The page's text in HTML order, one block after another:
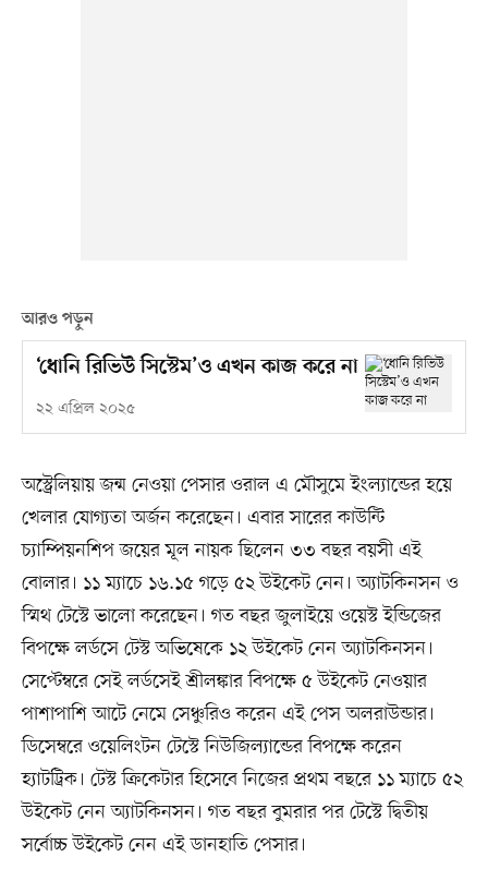
আরও পড়ুন
‘ধোনি রিভিউ সিস্টেম’ও এখন কাজ করে না
২২ এপ্রিল ২০২৫
অস্ট্রেলিয়ায় জন্ম নেওয়া পেসার ওরাল এ মৌসুমে ইংল্যান্ডের হয়ে
খেলার যোগ্যতা অর্জন করেছেন। এবার সারের কাউন্টি
চ্যাম্পিয়নশিপ জয়ের মূল নায়ক ছিলেন ৩৩ বছর বয়সী এই
বোলার। ১১ ম্যাচে ১৬.১৫ গড়ে ৫২ উইকেট নেন। অ্যাটকিনসন ও
স্মিথ টেস্টে ভালো করেছেন। গত বছর জুলাইয়ে ওয়েস্ট ইন্ডিজের
বিপক্ষে লর্ডসে টেস্ট অভিষেকে ১২ উইকেট নেন অ্যাটকিনসন।
সেপ্টেম্বরে সেই লর্ডসেই শ্রীলঙ্কার বিপক্ষে ৫ উইকেট নেওয়ার
পাশাপাশি আটে নেমে সেঞ্চুরিও করেন এই পেস অলরাউন্ডার।
ডিসেম্বরে ওয়েলিংটন টেস্টে নিউজিল্যান্ডের বিপক্ষে করেন
হ্যাটট্রিক। টেস্ট ক্রিকেটার হিসেবে নিজের প্রথম বছরে ১১ ম্যাচে ৫২
উইকেট নেন অ্যাটকিনসন। গত বছর বুমরার পর টেস্টে দ্বিতীয়
সর্বোচ্চ উইকেট নেন এই ডানহাতি পেসার।